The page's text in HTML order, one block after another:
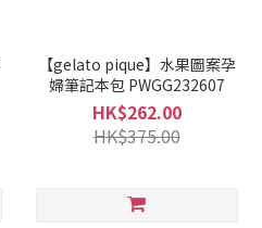
【gelato pique】水果圖案孕
婦筆記本包 PWGG232607
HK$262.00
HK$375.00